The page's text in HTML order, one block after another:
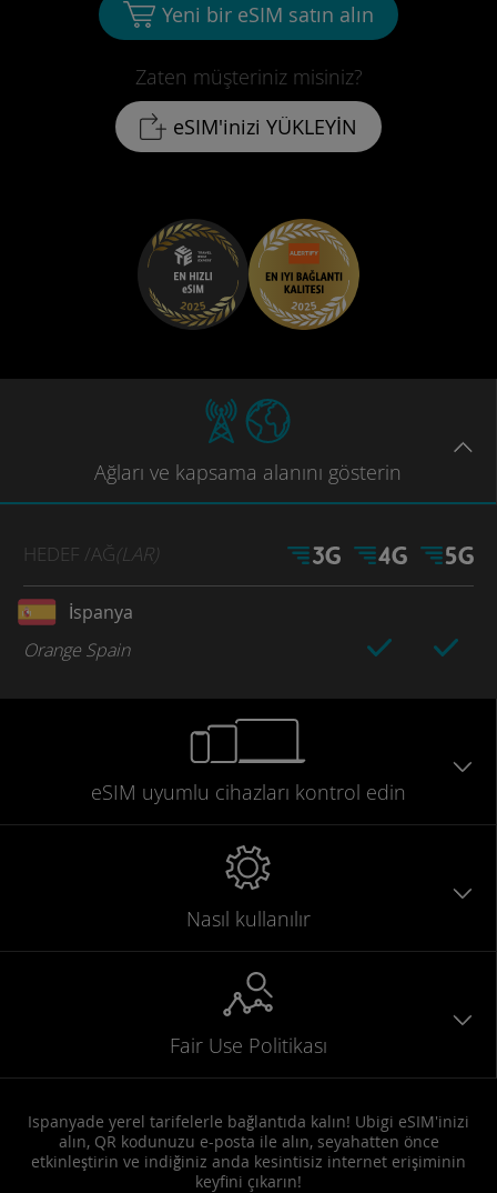
Zaten müşteriniz misiniz?
eSIM'inizi YÜKLEYİN
Yeni bir eSIM satın alın
Ağları ve kapsama alanını gösterin
HEDEF /AĞ(LAR)
İspanya
Orange Spain
eSIM uyumlu cihazları kontrol edin
Nasıl kullanılır
Fair Use Politikası
Ispanyade yerel tarifelerle bağlantıda kalın! Ubigi eSIM'inizi
alın, QR kodunuzu e-posta ile alın, seyahatten önce
etkinleştirin ve indiğiniz anda kesintisiz internet erişiminin
keyfini çıkarın!